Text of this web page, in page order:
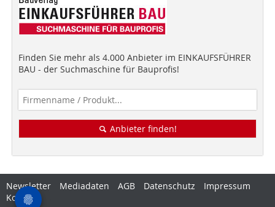
Finden Sie mehr als 4.000 Anbieter im EINKAUFSFÜHRER
BAU - der Suchmaschine für Bauprofis!
Anbieter finden!
Newsletter Mediadaten AGB Datenschutz
Impressum
Kontakt